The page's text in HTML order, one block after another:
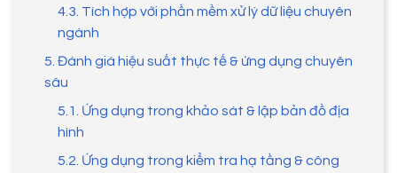
4.3. Tích hợp với phần mềm xử lý dữ liệu chuyên
ngành
5. Đánh giá hiệu suất thực tế & ứng dụng chuyên
sâu
5.1. Ứng dụng trong khảo sát & lập bản đồ địa
hình
5.2. Ứng dụng trong kiểm tra hạ tầng & công